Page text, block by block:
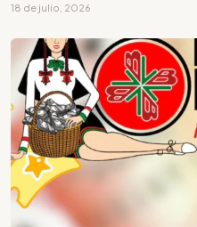
18 de julio, 2026